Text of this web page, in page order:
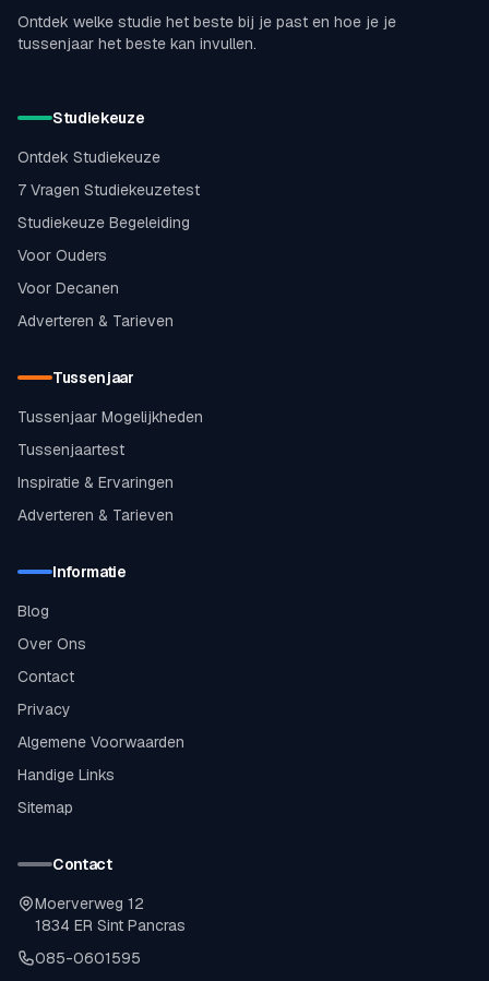
Ontdek welke studie het beste bij je past en hoe je je
tussenjaar het beste kan invullen.
Studiekeuze
Ontdek Studiekeuze
7 Vragen Studiekeuzetest
Studiekeuze Begeleiding
Voor Ouders
Voor Decanen
Adverteren & Tarieven
Tussenjaar
Tussenjaar Mogelijkheden
Tussenjaartest
Inspiratie & Ervaringen
Adverteren & Tarieven
Informatie
Blog
Over Ons
Contact
Privacy
Algemene Voorwaarden
Handige Links
Sitemap
Contact
Moerverweg 12
1834 ER Sint Pancras
085-0601595